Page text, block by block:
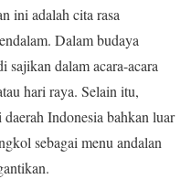
ini adalah cita rasa
Dalam budaya
dalam acara-acara
hari raya. Selain itu,
Indonesia bahkan luar
sebagai menu andalan